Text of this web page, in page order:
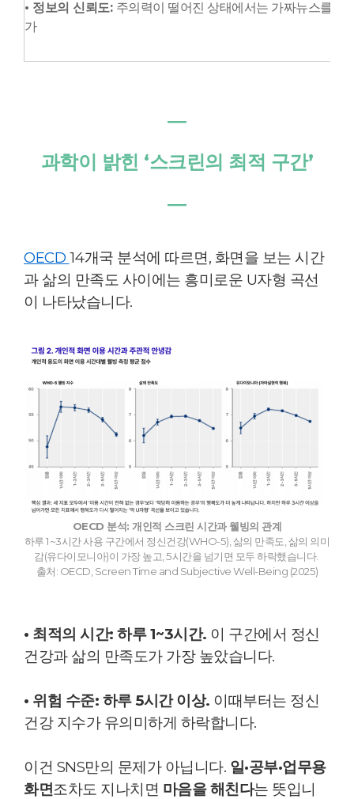
• 정보의 신뢰도: 주의력이 떨어진 상태에서는 가짜뉴스를 믿
가
―
과학이 밝힌 ‘스크린의 최적 구간’
―
OECD 14개국 분석에 따르면, 화면을 보는 시간
과 삶의 만족도 사이에는 흥미로운 U자형 곡선
이 나타났습니다.
OECD 분석: 개인적 스크린 시간과 웰빙의 관계
하루 1~3시간 사용 구간에서 정신건강(WHO-5), 삶의 만족도, 삶의 의미
감(유다이모니아)이 가장 높고, 5시간을 넘기면 모두 하락했습니다.
출처: OECD, Screen Time and Subjective Well-Being (2025)
• 최적의 시간: 하루 1~3시간. 이 구간에서 정신
건강과 삶의 만족도가 가장 높았습니다.
• 위험 수준: 하루 5시간 이상. 이때부터는 정신
건강 지수가 유의미하게 하락합니다.
이건 SNS만의 문제가 아닙니다. 일·공부·업무용
화면조차도 지나치면 마음을 해친다는 뜻입니